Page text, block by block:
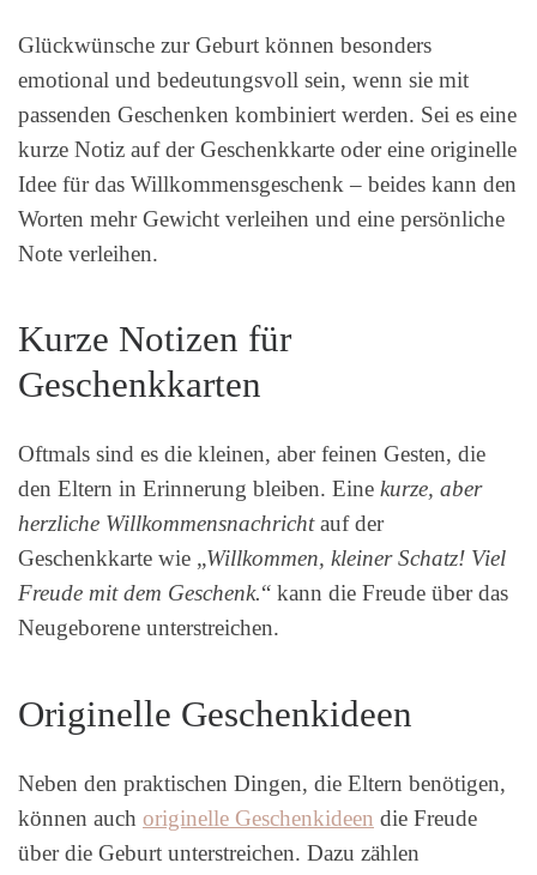
Glückwünsche zur Geburt können besonders
emotional und bedeutungsvoll sein, wenn sie mit
passenden Geschenken kombiniert werden. Sei es eine
kurze Notiz auf der Geschenkkarte oder eine originelle
Idee für das Willkommensgeschenk – beides kann den
Worten mehr Gewicht verleihen und eine persönliche
Note verleihen.
Kurze Notizen für
Geschenkkarten
Oftmals sind es die kleinen, aber feinen Gesten, die
den Eltern in Erinnerung bleiben. Eine kurze, aber
herzliche Willkommensnachrichtauf der
Geschenkkarte wie „Willkommen, kleiner Schatz! Viel
Freude mit dem Geschenk.“ kann die Freude über das
Neugeborene unterstreichen.
Originelle Geschenkideen
Neben den praktischen Dingen, die Eltern benötigen,
können auch originelle Geschenkideen die Freude
über die Geburt unterstreichen. Dazu zählen